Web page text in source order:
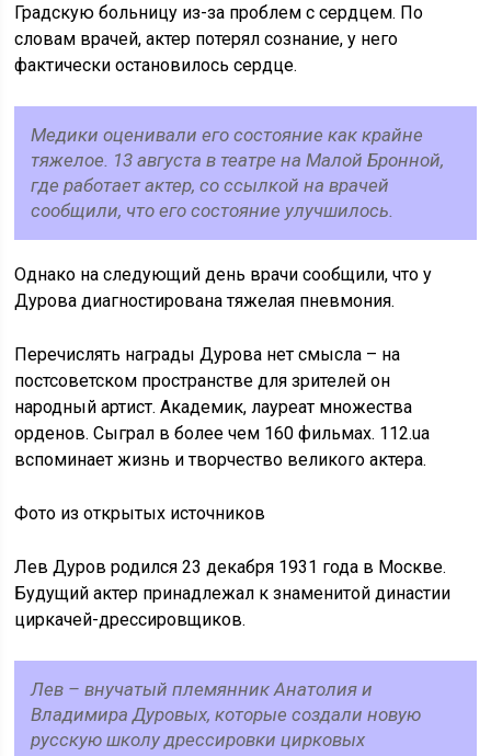
Градскую больницу из-за проблем с сердцем. По
словам врачей, актер потерял сознание, у него
фактически остановилось сердце.
Медики оценивали его состояние как крайне
тяжелое. 13 августа в театре на Малой Бронной,
где работает актер, со ссылкой на врачей
сообщили, что его состояние улучшилось.
Однако на следующий день врачи сообщили, что у
Дурова диагностирована тяжелая пневмония.
Перечислять награды Дурова нет смысла – на
постсоветском пространстве для зрителей он
народный артист. Академик, лауреат множества
орденов. Сыграл в более чем 160 фильмах. 112.ua
вспоминает жизнь и творчество великого актера.
Фото из открытых источников
Лев Дуров родился 23 декабря 1931 года в Москве.
Будущий актер принадлежал к знаменитой династии
циркачей-дрессировщиков.
Лев – внучатый племянник Анатолия и
Владимира Дуровых, которые создали новую
русскую школу дрессировки цирковых